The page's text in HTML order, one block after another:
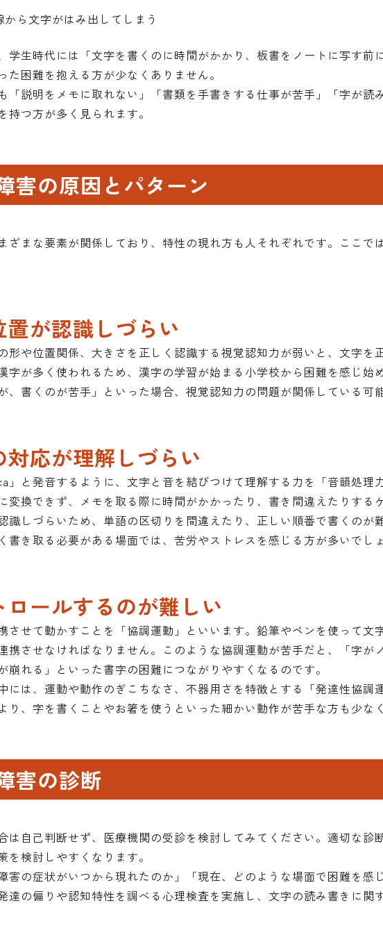
ら文字がはみ出してしまう
学生時代には「文字を書くのに時間がかかり、板書をノートに写す前
た困難を抱える方が少なくありません。
「説明をメモに取れない」「書類を手書きする仕事が苦手」「字が読
持つ方が多く見られます。
害の原因とパターン
ざまな要素が関係しており、特性の現れ方も人それぞれです。ここで
が認識しづらい
形や位置関係、大きさを正しく認識する視覚認知力が弱いと、文字を
字が多く使われるため、漢字の学習が始まる小学校から困難を感じ始
、書くのが苦手」といった場合、視覚認知力の問題が関係している可
応が理解しづらい
」と発音するように、文字と音を結びつけて理解する力を「音韻処
変換できず、メモを取る際に時間がかかったり、書き間違えたりする
識しづらいため、単語の区切りを間違えたり、正しい順番で書くのが
書き取る必要がある場面では、苦労やストレスを感じる方が多いでしょ
ールするのが難しい
させて動かすことを「協調運動」といいます。鉛筆やペンを使って文
携させなければなりません。このような協調運動が苦手だと、「字が
崩れる」といった書字の困難につながりやすくなるのです。
には、運動や動作のぎこちなさ、不器用さを特徴とする「発達性協調
り、字を書くことやお箸を使うといった細かい動作が苦手な方も少な
害の診断
は自己判断せず、医療機関の受診を検討してみてください。適切な診
検討しやすくなります。
害の症状がいつから現れたのか」「現在、どのような場面で困難を感
達の偏りや認知特性を調べる心理検査を実施し、文字の読み書きに関